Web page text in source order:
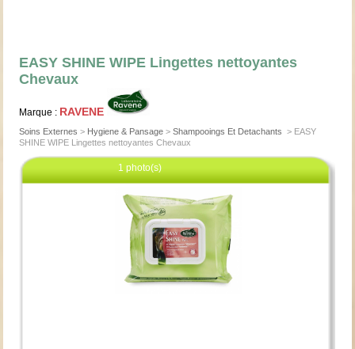
EASY SHINE WIPE Lingettes nettoyantes
Chevaux
Marque : RAVENE
Soins Externes > Hygiene & Pansage > Shampooings Et Detachants > EASY
SHINE WIPE Lingettes nettoyantes Chevaux
1 photo(s)